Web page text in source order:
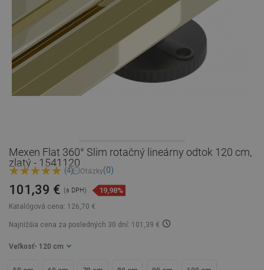
Mexen Flat 360° Slim rotačný lineárny odtok 120 cm,
zlatý - 1541120
(4) Otázky(0)
Katalógová cena: 126,70 €
101,39 € (s DPH) 19,98%
Najnižšia cena za posledných 30 dní: 101,39 €
Veľkosť - 120 cm